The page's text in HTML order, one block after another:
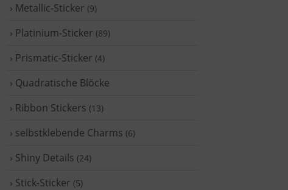
› Metallic-Sticker (9)
› Platinium-Sticker (89)
› Prismatic-Sticker (4)
› Quadratische Blöcke
› Ribbon Stickers (13)
› selbstklebende Charms (6)
› Shiny Details (24)
› Stick-Sticker (5)